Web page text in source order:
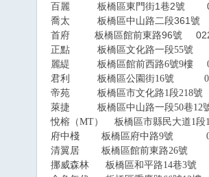
百麗 板橋區東門街1 巷2號
喬太 板橋區中山路二段361 號
首府
板橋區館前東路96號
正點 板橋區文化路一段55號
麗緹 板橋區館前西路6號9樓
君利 板橋區公園街16號
帝苑 板橋區市文化路1段218號
萊捷 板橋區中山路一段50巷12號
悅榕（MT） 板橋區市縣民大道1段
府中棧 板橋區府中路9號
清翼居 板橋區館前東路26號
挪威森林 板橋區和平路14巷3號